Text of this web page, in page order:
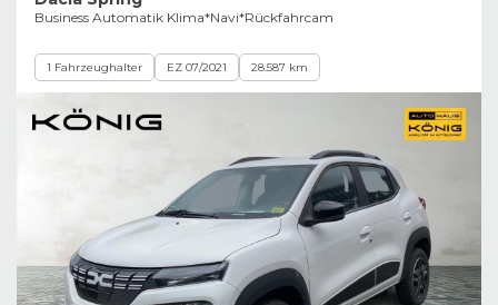
Business Automatik Klima*Navi*Rückfahrcam
1 Fahrzeughalter EZ 07/2021 28.587 km